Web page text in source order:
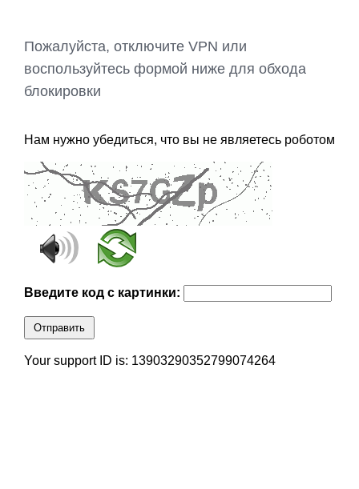
Пожалуйста, отключите VPN или
воспользуйтесь формой ниже для обхода
блокировки
Нам нужно убедиться, что вы не являетесь роботом
Введите код с картинки:
Отправить
Your support ID is: 13903290352799074264